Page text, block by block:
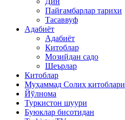
Пайғамбарлар тарихи
Тасаввуф
Адабиёт
Адабиёт
Китоблар
Мозийдан садо
Шеърлар
Китоблар
Муҳаммад Солиҳ китоблари
Йўлнома
Туркистон шуури
Буюклар бисотидан